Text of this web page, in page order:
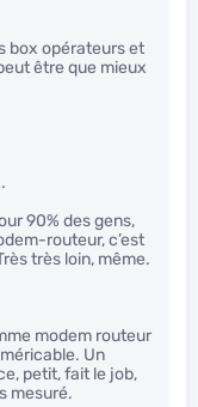
box opérateurs et
être que mieux
90% des gens,
routeur, c’est
très loin, même.
modem routeur
Un
petit, fait le job,
mesuré.